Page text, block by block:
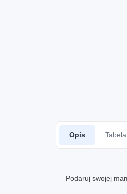
Opis
Podaruj swojej